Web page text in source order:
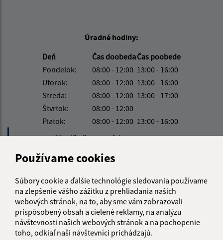
Používame cookies
Súbory cookie a ďalšie technológie sledovania používame
na zlepšenie vášho zážitku z prehliadania našich
webových stránok, na to, aby sme vám zobrazovali
prispôsobený obsah a cielené reklamy, na analýzu
návštevnosti našich webových stránok a na pochopenie
toho, odkiaľ naši návštevníci prichádzajú.
Úradné hodiny:
Deň
Čas doobedaČas poobede
Pondelok:
08:00 - 12:00 13:00 - 16:00
Utorok:
08:00 - 12:00 13:00 - 16:00
Streda:
08:00 - 12:00 13:00 - 17:00
Štvrtok:
08:00 - 12:00
Piatok:
08:00 - 12:00 13:00 - 16:00
Obedňajšia prestávka:12:00 - 13:00
Obecný úrad Víťaz
Víťaz č. 111
082 38 Víťaz
info@obecvitaz.sk